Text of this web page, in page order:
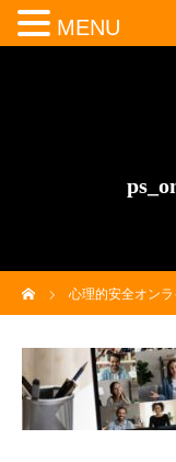
心理的安全オン
MENU